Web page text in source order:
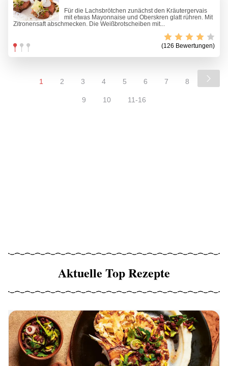
Für die Lachsbrötchen zunächst den Kräutergervais
mit etwas Mayonnaise und Oberskren glatt rühren. Mit
Zitronensaft abschmecken. Die Weißbrotscheiben mit...
(126 Bewertungen)
1 2 3 4 5 6 7 8
9 10 11-16
Aktuelle Top Rezepte